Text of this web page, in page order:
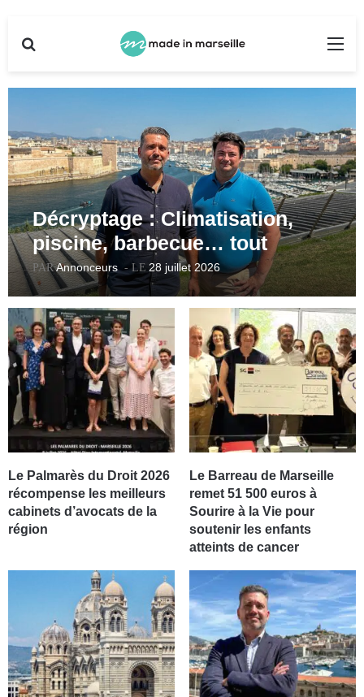
Décryptage : Climatisation,
piscine, barbecue… tout
savoir sur les parties
communes en copropriété
Annonceurs 28 juillet 2026
Le Palmarès du Droit 2026
récompense les meilleurs
cabinets d’avocats de la
région
Le Barreau de Marseille
remet 51 500 euros à
Sourire à la Vie pour
soutenir les enfants
atteints de cancer